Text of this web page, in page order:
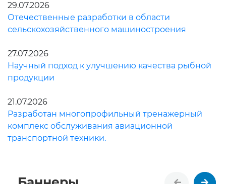
29.07.2026
Отечественные разработки в области
сельскохозяйственного машиностроения
27.07.2026
Научный подход к улучшению качества рыбной
продукции
21.07.2026
Разработан многопрофильный тренажерный
комплекс обслуживания авиационной
транспортной техники.